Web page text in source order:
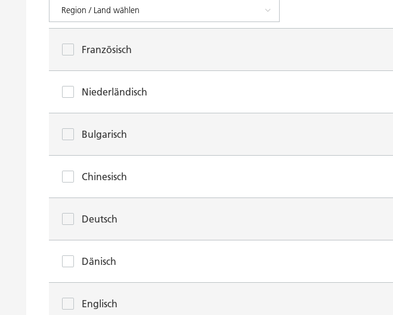
Französisch
Niederländisch
Bulgarisch
Chinesisch
Deutsch
Dänisch
Englisch